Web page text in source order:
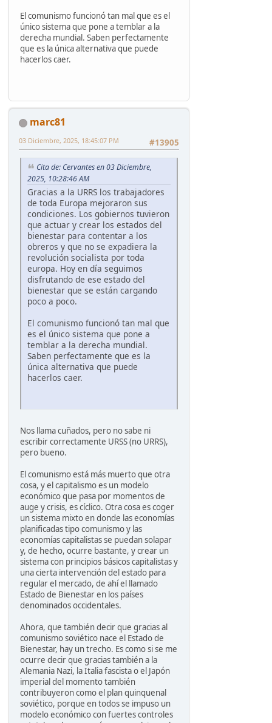
El comunismo funcionó tan mal que es el
único sistema que pone a temblar a la
derecha mundial. Saben perfectamente
que es la única alternativa que puede
hacerlos caer.
marc81
#13905
03 Diciembre, 2025, 18:45:07 PM
Cita de: Cervantes en 03 Diciembre,
2025, 10:28:46 AM
Gracias a la URRS los trabajadores
de toda Europa mejoraron sus
condiciones. Los gobiernos tuvieron
que actuar y crear los estados del
bienestar para contentar a los
obreros y que no se expadiera la
revolución socialista por toda
europa. Hoy en día seguimos
disfrutando de ese estado del
bienestar que se están cargando
poco a poco.
El comunismo funcionó tan mal que
es el único sistema que pone a
temblar a la derecha mundial.
Saben perfectamente que es la
única alternativa que puede
hacerlos caer.
Nos llama cuñados, pero no sabe ni
escribir correctamente URSS (no URRS),
pero bueno.
El comunismo está más muerto que otra
cosa, y el capitalismo es un modelo
económico que pasa por momentos de
auge y crisis, es cíclico. Otra cosa es coger
un sistema mixto en donde las economías
planificadas tipo comunismo y las
economías capitalistas se puedan solapar
y, de hecho, ocurre bastante, y crear un
sistema con principios básicos capitalistas y
una cierta intervención del estado para
regular el mercado, de ahí el llamado
Estado de Bienestar en los países
denominados occidentales.
Ahora, que también decir que gracias al
comunismo soviético nace el Estado de
Bienestar, hay un trecho. Es como si se me
ocurre decir que gracias también a la
Alemania Nazi, la Italia fascista o el Japón
imperial del momento también
contribuyeron como el plan quinquenal
soviético, porque en todos se impuso un
modelo económico con fuertes controles